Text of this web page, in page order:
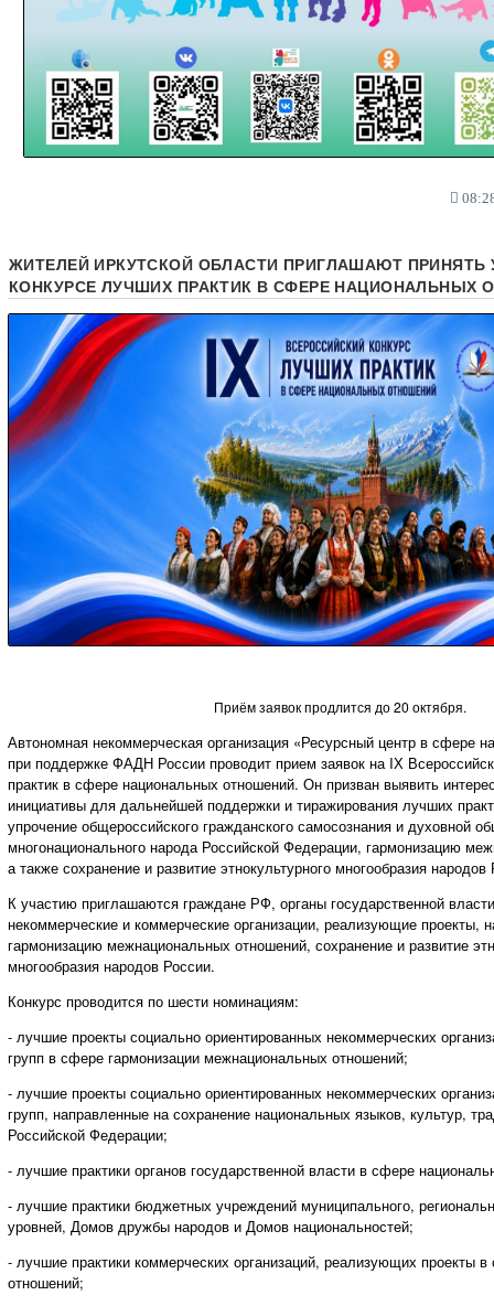
ЖИТЕЛЕЙ ИРКУТСКОЙ ОБЛАСТИ ПРИГЛАШАЮТ ПРИНЯТЬ
КОНКУРСЕ ЛУЧШИХ ПРАКТИК В СФЕРЕ НАЦИОНАЛЬНЫХ
Приём заявок продлится до 20 октября.
Автономная некоммерческая организация «Ресурсный центр в сфере
при поддержке ФАДН России проводит прием заявок на IХ
практик в сфере национальных отношений. Он призван выявить
инициативы для дальнейшей поддержки и тиражирования лучших
упрочение общероссийского гражданского самосознания и духовной
многонационального народа Российской Федерации, гармонизацию
а также сохранение и развитие этнокультурного многообразия народов
К участию приглашаются граждане РФ, органы государственной
некоммерческие и коммерческие организации, реализующие проекты,
гармонизацию межнациональных отношений, сохранение и развитие
многообразия народов России.
Конкурс проводится по шести номинациям:
- лучшие проекты социально ориентированных некоммерческих
групп в сфере гармонизации межнациональных отношений;
- лучшие проекты социально ориентированных некоммерческих
групп, направленные на сохранение национальных языков, культур,
Российской Федерации;
- лучшие практики органов государственной власти в сфере
- лучшие практики бюджетных учреждений муниципального,
уровней, Домов дружбы народов и Домов национальностей;
- лучшие практики коммерческих организаций, реализующих проекты
отношений;